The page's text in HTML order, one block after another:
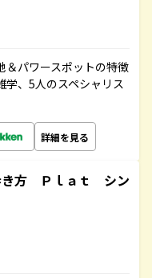
＆パワースポットの特徴
学、5人のスペシャリス
詳細を見る
方 Ｐｌａｔ シン